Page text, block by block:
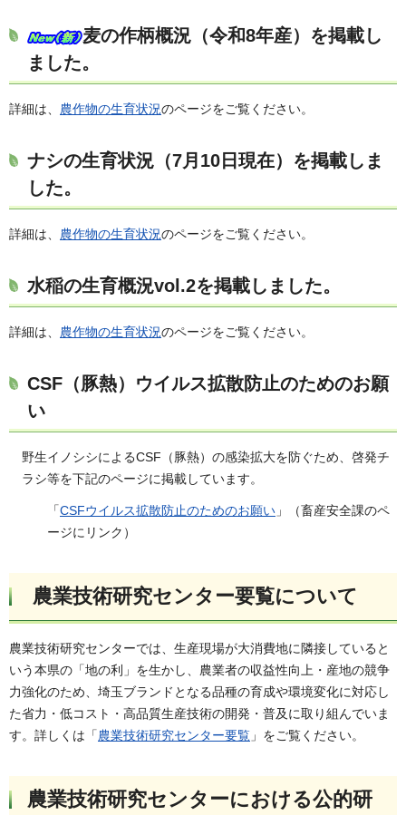
麦の作柄概況（令和8年産）を掲載し
ました。
詳細は、 農作物の生育状況のページをご覧ください。
ナシの生育状況（7月10日現在）を掲載しま
した。
詳細は、 農作物の生育状況のページをご覧ください。
水稲の生育概況vol.2を掲載しました。
詳細は、 農作物の生育状況のページをご覧ください。
CSF（豚熱）ウイルス拡散防止のためのお願
い
野生イノシシによるCSF（豚熱）の感染拡大を防ぐため、啓発チ
ラシ等を下記のページに掲載しています。
「CSFウイルス拡散防止のためのお願い 」（畜産安全課のペ
ージにリンク）
農業技術研究センター要覧について
農業技術研究センターでは、生産現場が大消費地に隣接していると
いう本県の「地の利」を生かし、農業者の収益性向上・産地の競争
力強化のため、埼玉ブランドとなる品種の育成や環境変化に対応し
た省力・低コスト・高品質生産技術の開発・普及に取り組んでいま
す。詳しくは「農業技術研究センター要覧 」をご覧ください。
農業技術研究センターにおける公的研